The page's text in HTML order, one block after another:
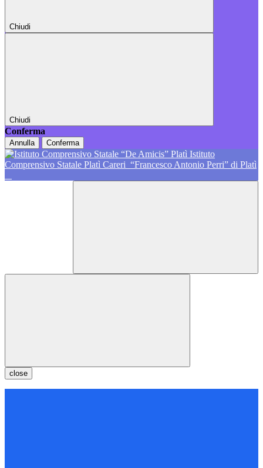
Chiudi
Chiudi
Conferma
Annulla Conferma
Istituto
Comprensivo Statale Platì Careri “Francesco Antonio Perri” di Platì
close